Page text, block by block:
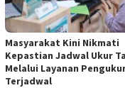
Masyarakat Kini Nikmati
Kepastian Jadwal Ukur
Melalui Layanan
Terjadwal